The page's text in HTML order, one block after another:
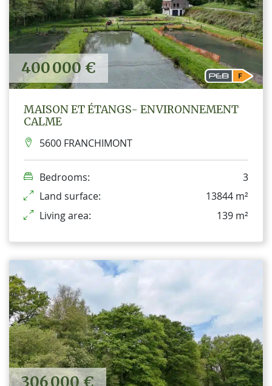
400 000 €
MAISON ET ÉTANGS- ENVIRONNEMENT
CALME
5600 FRANCHIMONT
Bedrooms:
3
Land surface:
13844 m²
Living area:
139 m²